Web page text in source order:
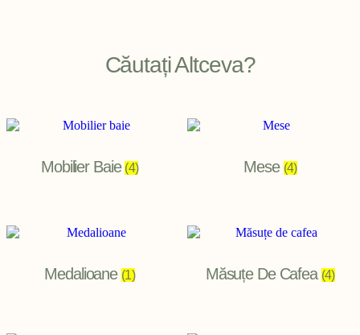
Căutați Altceva?
Mobilier Baie(4) Mese (4)
Medalioane (1) Măsuțe De Cafea (4)